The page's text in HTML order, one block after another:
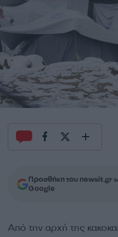
Προσθήκη του newsit.gr
Google
Από την αρχή της